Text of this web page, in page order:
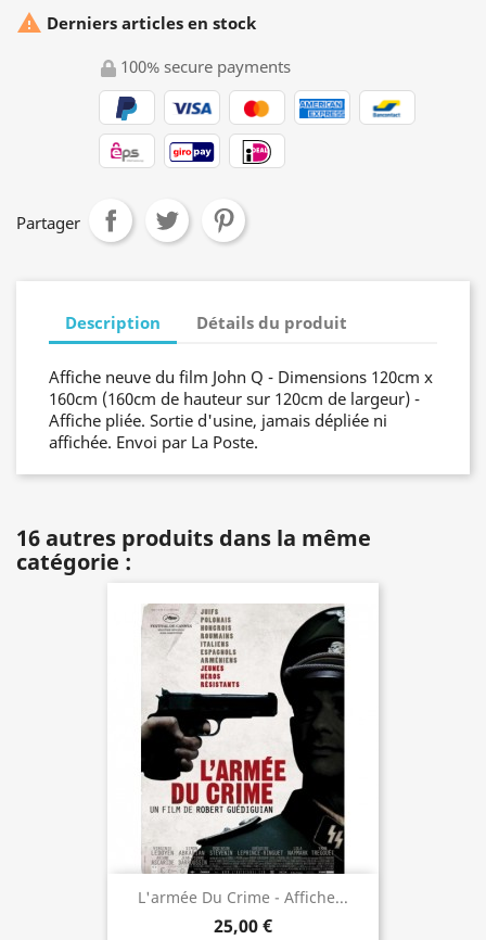
 Derniers articles en stock
100% secure payments
Partager
Description Détails du produit
Affiche neuve du film John Q - Dimensions 120cm x
160cm (160cm de hauteur sur 120cm de largeur) -
Affiche pliée. Sortie d'usine, jamais dépliée ni
affichée. Envoi par La Poste.
16 autres produits dans la même
catégorie :
L'armée Du Crime - Affiche...
25,00 €